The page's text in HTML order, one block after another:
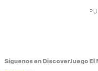
Síguenos en DiscoverJuego El